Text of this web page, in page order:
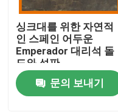
공장 투어
품질 관리
저희와 연락
싱크대를 위한 자연적
인 스페인 어두운
Emperador 대리석 돌
도와 석판
문의 보내기